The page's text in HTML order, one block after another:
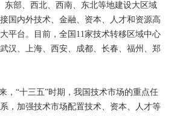
东部、西北、西南、东北等地建设大区域
国内外技术、金融、资本、人才和资源高
平台。目前，全国11家技术转移区域中心
汉、上海、西安、成都、长春、福州、郑
“十三五”时期，我国技术市场的重点任
，加强技术市场配置技术、资本、人才等